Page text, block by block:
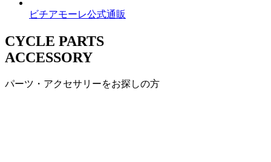
ビチアモーレ公式通販
CYCLE PARTS
ACCESSORY
パーツ・アクセサリーをお探しの方